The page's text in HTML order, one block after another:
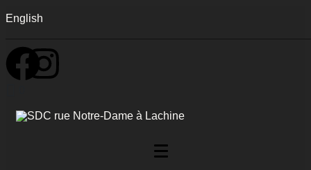
English